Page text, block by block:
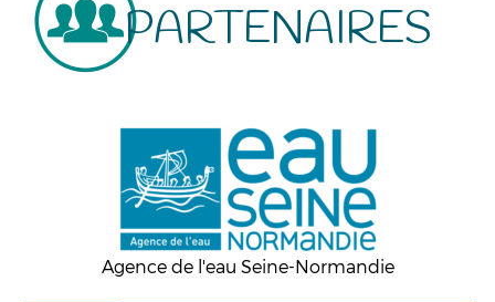
PARTENAIRES
Agence de l'eau Seine-Normandie